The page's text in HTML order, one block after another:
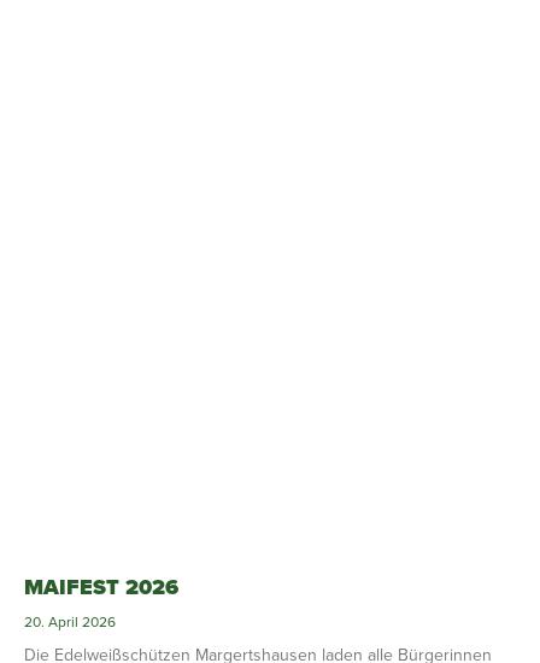
MAIFEST 2026
20. April 2026
Die Edelweißschützen Margertshausen laden alle Bürgerinnen